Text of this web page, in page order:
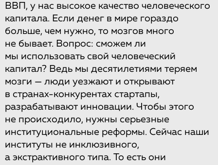
ВВП, у нас высокое качество человеческого
капитала. Если денег в мире гораздо
больше, чем нужно, то мозгов много
не бывает. Вопрос: сможем ли
мы использовать свой человеческий
капитал? Ведь мы десятилетиями теряем
мозги — люди уезжают и открывают
в странах-конкурентах стартапы,
разрабатывают инновации. Чтобы этого
не происходило, нужны серьезные
институциональные реформы. Сейчас наши
институты не инклюзивного,
а экстрактивного типа. То есть они